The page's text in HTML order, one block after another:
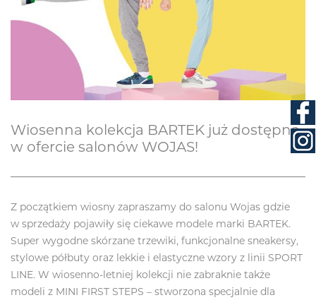
Wiosenna kolekcja BARTEK już dostępna
w ofercie salonów WOJAS!
Z początkiem wiosny zapraszamy do salonu Wojas gdzie
w sprzedaży pojawiły się ciekawe modele marki BARTEK.
Super wygodne skórzane trzewiki, funkcjonalne sneakersy,
stylowe półbuty oraz lekkie i elastyczne wzory z linii SPORT
LINE. W wiosenno-letniej kolekcji nie zabraknie także
modeli z MINI FIRST STEPS – stworzona specjalnie dla